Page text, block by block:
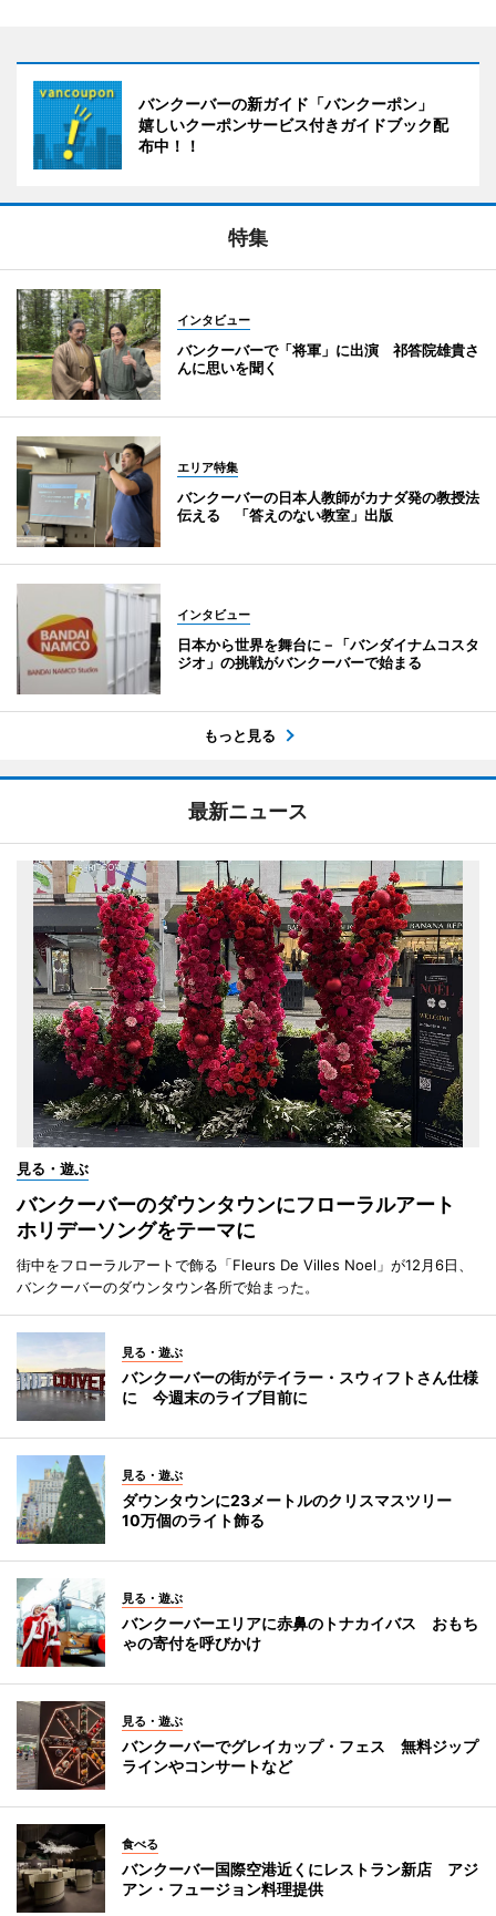
バンクーバーの新ガイド「バンクーポン」
嬉しいクーポンサービス付きガイドブック配
布中！！
特集
インタビュー
バンクーバーで「将軍」に出演 祁答院雄貴さ
んに思いを聞く
エリア特集
バンクーバーの日本人教師がカナダ発の教授法
伝える 「答えのない教室」出版
インタビュー
日本から世界を舞台に－「バンダイナムコスタ
ジオ」の挑戦がバンクーバーで始まる
もっと見る
最新ニュース
見る・遊ぶ
バンクーバーのダウンタウンにフローラルアート
ホリデーソングをテーマに
街中をフローラルアートで飾る「Fleurs De Villes Noel」が12月6日、
バンクーバーのダウンタウン各所で始まった。
見る・遊ぶ
バンクーバーの街がテイラー・スウィフトさん仕様
に 今週末のライブ目前に
見る・遊ぶ
ダウンタウンに23メートルのクリスマスツリー
10万個のライト飾る
見る・遊ぶ
バンクーバーエリアに赤鼻のトナカイバス おもち
ゃの寄付を呼びかけ
見る・遊ぶ
バンクーバーでグレイカップ・フェス 無料ジップ
ラインやコンサートなど
食べる
バンクーバー国際空港近くにレストラン新店 アジ
アン・フュージョン料理提供